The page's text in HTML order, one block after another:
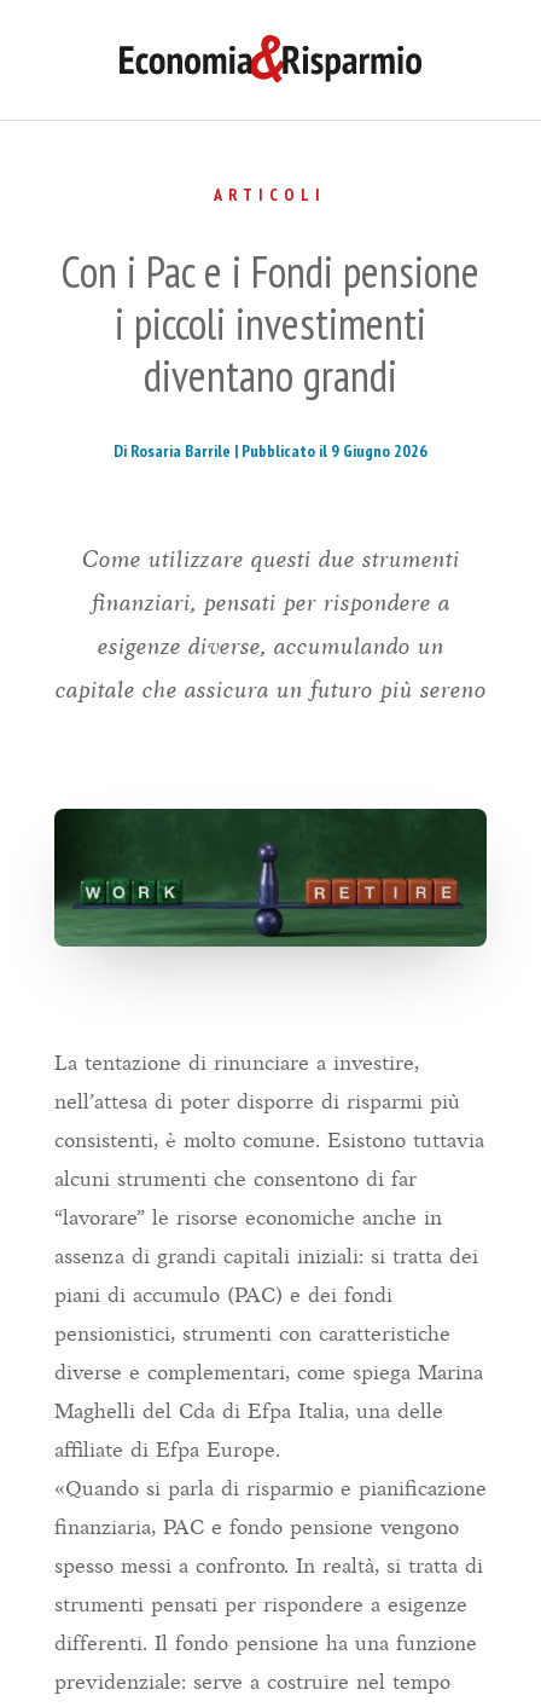
ARTICOLI
Con i Pac e i Fondi pensione
i piccoli investimenti
diventano grandi
Di Rosaria Barrile | Pubblicato il 9 Giugno 2026
Come utilizzare questi due strumenti
finanziari, pensati per rispondere a
esigenze diverse, accumulando un
capitale che assicura un futuro più sereno
La tentazione di rinunciare a investire,
nell’attesa di poter disporre di risparmi più
consistenti, è molto comune. Esistono tuttavia
alcuni strumenti che consentono di far
“lavorare” le risorse economiche anche in
assenza di grandi capitali iniziali: si tratta dei
piani di accumulo (PAC) e dei fondi
pensionistici, strumenti con caratteristiche
diverse e complementari, come spiega Marina
Maghelli del Cda di Efpa Italia, una delle
affiliate di Efpa Europe.
«Quando si parla di risparmio e pianificazione
finanziaria, PAC e fondo pensione vengono
spesso messi a confronto. In realtà, si tratta di
strumenti pensati per rispondere a esigenze
differenti. Il fondo pensione ha una funzione
previdenziale: serve a costruire nel tempo